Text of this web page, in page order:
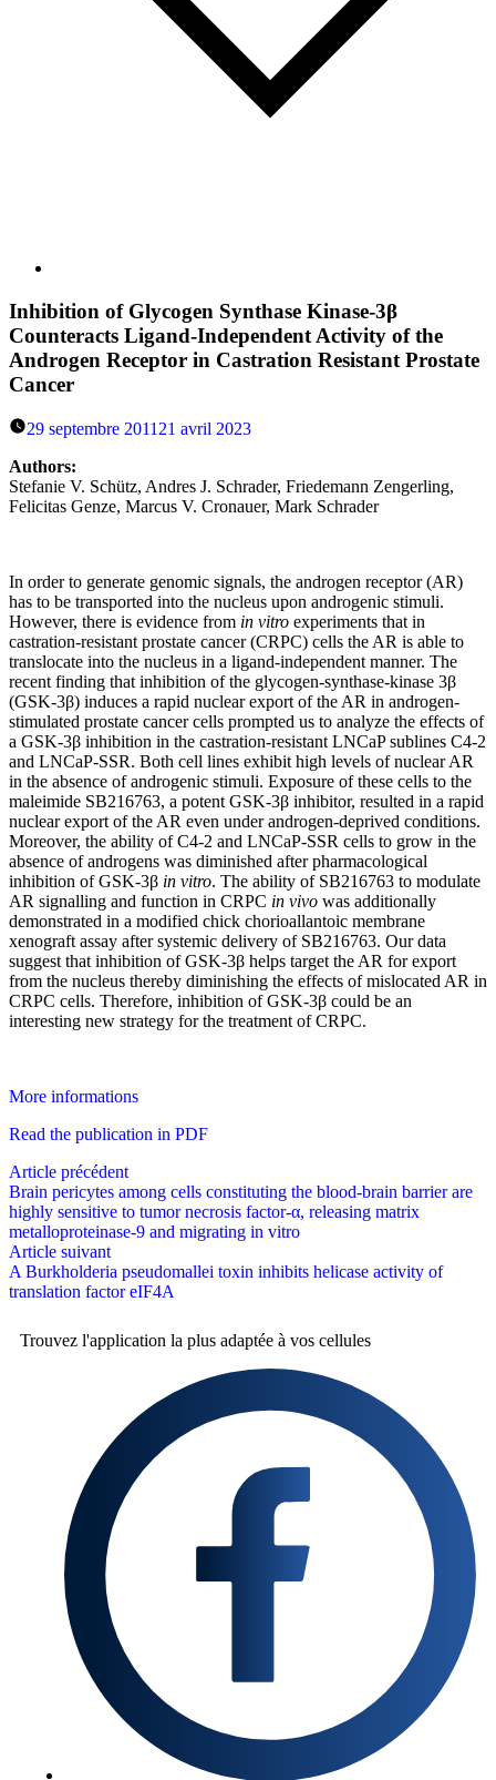
Inhibition of Glycogen Synthase Kinase-3β
Counteracts Ligand-Independent Activity of the
Androgen Receptor in Castration Resistant Prostate
Cancer
29 septembre 201121 avril 2023
Authors:
Stefanie V. Schütz, Andres J. Schrader, Friedemann Zengerling,
Felicitas Genze, Marcus V. Cronauer, Mark Schrader
In order to generate genomic signals, the androgen receptor (AR)
has to be transported into the nucleus upon androgenic stimuli.
However, there is evidence from in vitro experiments that in
castration-resistant prostate cancer (CRPC) cells the AR is able to
translocate into the nucleus in a ligand-independent manner. The
recent finding that inhibition of the glycogen-synthase-kinase 3β
(GSK-3β) induces a rapid nuclear export of the AR in androgen-
stimulated prostate cancer cells prompted us to analyze the effects of
a GSK-3β inhibition in the castration-resistant LNCaP sublines C4-2
and LNCaP-SSR. Both cell lines exhibit high levels of nuclear AR
in the absence of androgenic stimuli. Exposure of these cells to the
maleimide SB216763, a potent GSK-3β inhibitor, resulted in a rapid
nuclear export of the AR even under androgen-deprived conditions.
Moreover, the ability of C4-2 and LNCaP-SSR cells to grow in the
absence of androgens was diminished after pharmacological
inhibition of GSK-3β in vitro. The ability of SB216763 to modulate
AR signalling and function in CRPC in vivo was additionally
demonstrated in a modified chick chorioallantoic membrane
xenograft assay after systemic delivery of SB216763. Our data
suggest that inhibition of GSK-3β helps target the AR for export
from the nucleus thereby diminishing the effects of mislocated AR in
CRPC cells. Therefore, inhibition of GSK-3β could be an
interesting new strategy for the treatment of CRPC.
More informations
Read the publication in PDF
Article précédent
Brain pericytes among cells constituting the blood-brain barrier are
highly sensitive to tumor necrosis factor-α, releasing matrix
metalloproteinase-9 and migrating in vitro
Article suivant
A Burkholderia pseudomallei toxin inhibits helicase activity of
translation factor eIF4A
Trouvez l'application la plus adaptée à vos cellules